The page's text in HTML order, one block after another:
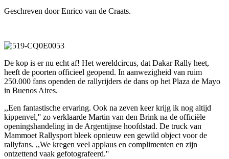
Geschreven door Enrico van de Craats.
De kop is er nu echt af! Het wereldcircus, dat Dakar Rally heet,
heeft de poorten officieel geopend. In aanwezigheid van ruim
250.000 fans openden de rallyrijders de dans op het Plaza de Mayo
in Buenos Aires.
,,Een fantastische ervaring. Ook na zeven keer krijg ik nog altijd
kippenvel,'' zo verklaarde Martin van den Brink na de officiële
openingshandeling in de Argentijnse hoofdstad. De truck van
Mammoet Rallysport bleek opnieuw een gewild object voor de
rallyfans. ,,We kregen veel applaus en complimenten en zijn
ontzettend vaak gefotografeerd.''